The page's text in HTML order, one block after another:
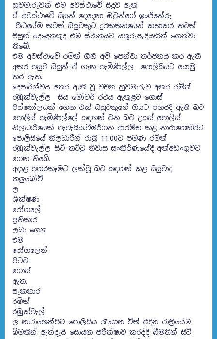
හුවමාරුවක් එම අවස්ථාවේ සිදුව ඇත.
ඒ අවස්ථාවේ සිසුන් දෙදෙනා ඔවුන්ගේ ඉංජිනේරු
පීඨයේම තවත් සිසුවකුට දුරකතනයෙන් කතාකර තවත්
සිසුන් දෙදෙනකුද එම ස්ථානයට යතුරුපැදියකින් ගෙන්වා
තිබේ.
එම අවස්ථාවේ රමිත් ගිනි අවි පෙන්වා තර්ජනය කර ඇති
අතර පසුව සිසුන් ඒ ගැන පැමිණිල්ල පොලිසියට යොමු
කර ඇත.
දෙපාර්ශ්වය අතර ඇති වූ වචන හුවමාරුව අතර රමිත්
රඹුක්වැල්ල සිය මෝටර් රථය ඇතුළට ගොස්
පිස්තෝලයක් ගෙන එක් සිසුවකුගේ හිසට පහරදී ඇති බව
පොලිස් පැමිණිල්ලේ සඳහන් වන බව උසස් පොලිස්
නිලධාරියෙක් පැවැසීය.විමර්ශන ආරම්භ කළ නාරාහෙන්පිට
පොලිසියේ නිලධාරීන් රාත්‍රි 11.00ට පමණ රමිත්
රඹුක්වැල්ල සිටි තට්ටු නිවාස සංකීර්ණයේදී අත්අඩංගුවට
ගෙන තිබේ.
අදාළ පහරකෑමට ලක්වූ බව සඳහන් කළ සිසුවාද
කලුබෝවි
ල
ශික්ෂණ
රෝහලේ
ප්‍රතිකාර
ලබා ගෙන
එම
රෝහලෙන්
පිටව
ගොස්
ඇත.
සැකකාර
රමිත්
රඹුක්වැල්
ල නාරාහෙන්පිට පොලිසිය රැගෙන විත් එදින රාත්‍රියේම
බීමතින් ඇත්දැයි සොයන පරීක්ෂාව කරද්දී බීමතින් සිටි